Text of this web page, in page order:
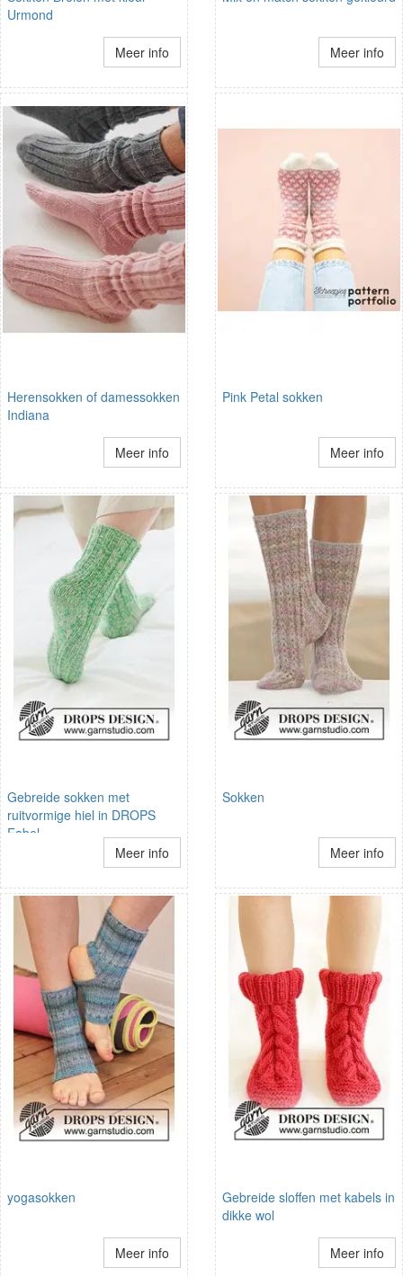
Urmond
Meer info Meer info
Herensokken of damessokken
Indiana
Meer info
Pink Petal sokken
Meer info
Gebreide sokken met
ruitvormige hiel in DROPS
Fabel
Meer info
Sokken
Meer info
yogasokken
Meer info
Gebreide sloffen met kabels in
dikke wol
Meer info